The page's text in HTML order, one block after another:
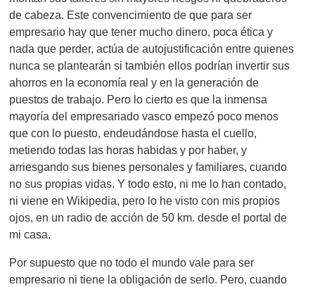
de cabeza. Este convencimiento de que para ser
empresario hay que tener mucho dinero, poca ética y
nada que perder, actúa de autojustificación entre quienes
nunca se plantearán si también ellos podrían invertir sus
ahorros en la economía real y en la generación de
puestos de trabajo. Pero lo cierto es que la inmensa
mayoría del empresariado vasco empezó poco menos
que con lo puesto, endeudándose hasta el cuello,
metiendo todas las horas habidas y por haber, y
arriesgando sus bienes personales y familiares, cuando
no sus propias vidas. Y todo esto, ni me lo han contado,
ni viene en Wikipedia, pero lo he visto con mis propios
ojos, en un radio de acción de 50 km. desde el portal de
mi casa.
Por supuesto que no todo el mundo vale para ser
empresario ni tiene la obligación de serlo. Pero, cuando